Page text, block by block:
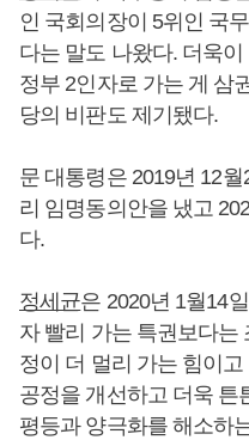
인 국회의장이 5위인 국
다는 말도 나왔다. 더욱
정부 2인자로 가는 게 삼
당의 비판도 제기됐다.
문 대통령은 2019년 12월
리 임명동의안을 냈고
다.
정세균은 2020년 1월14
자 빨리 가는 특권보다는
정이 더 멀리 가는 힘이고
공정을 개선하고 더욱 튼
평등과 양극화를 해소하